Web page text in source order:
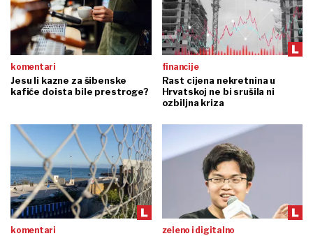
komentari
Jesu li kazne za šibenske
kafiće doista bile prestroge?
financije
Rast cijena nekretnina u
Hrvatskoj ne bi srušila ni
ozbiljna kriza
komentari zeleno i digitalno